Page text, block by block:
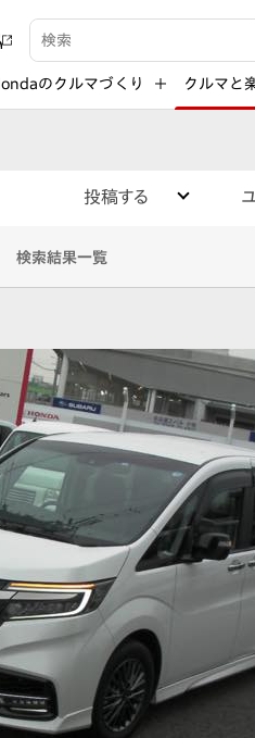
検索キーワード入力
のクルマづくり クルマと
投稿する
検索結果一覧